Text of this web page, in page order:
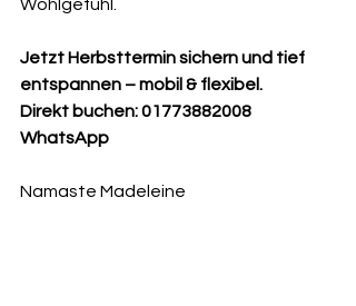
Wohlgefühl.
Jetzt Herbsttermin sichern und tief
entspannen – mobil & flexibel.
Direkt buchen: 01773882008
WhatsApp
Namaste Madeleine